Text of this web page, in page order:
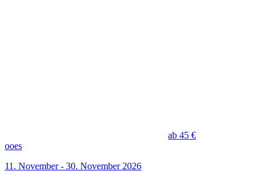
ab 45 €
ooes
11. November - 30. November 2026